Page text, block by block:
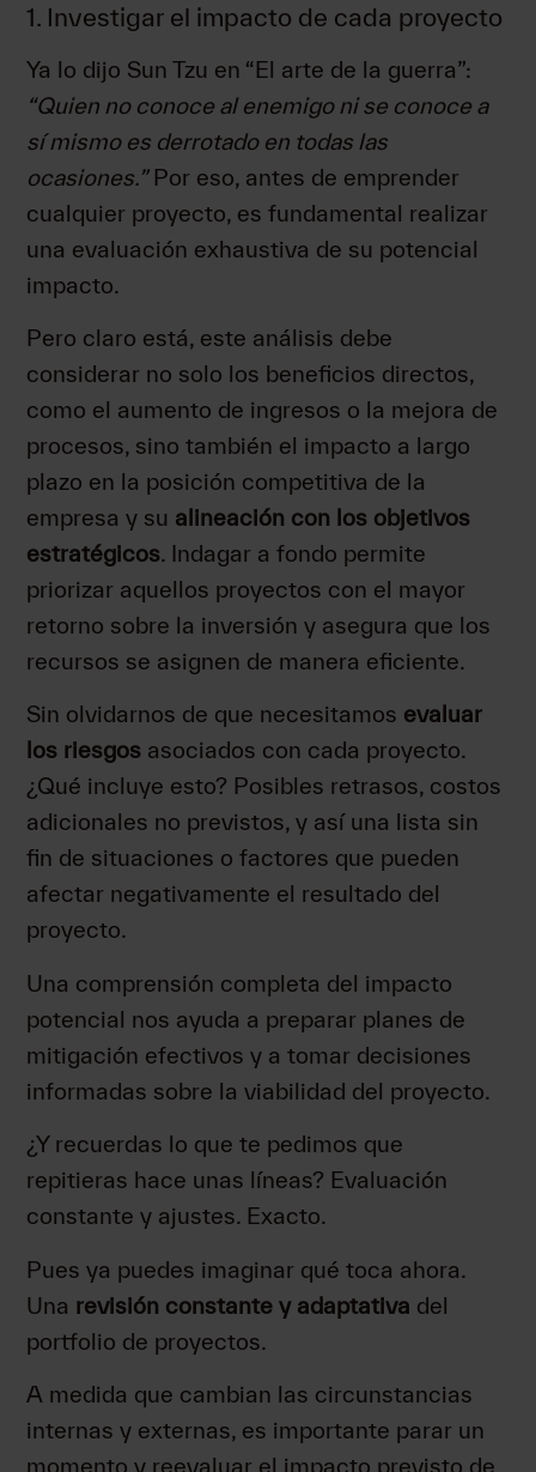
1. Investigar el impacto de cada proyecto
Ya lo dijo Sun Tzu en “El arte de la guerra”:
“Quien no conoce al enemigo ni se conoce a
sí mismo es derrotado en todas las
ocasiones.”Por eso, antes de emprender
cualquier proyecto, es fundamental realizar
una evaluación exhaustiva de su potencial
impacto.
Pero claro está, este análisis debe
considerar no solo los beneficios directos,
como el aumento de ingresos o la mejora de
procesos, sino también el impacto a largo
plazo en la posición competitiva de la
empresa y su alineación con los objetivos
estratégicos. Indagar a fondo permite
priorizar aquellos proyectos con el mayor
retorno sobre la inversión y asegura que los
recursos se asignen de manera eficiente.
Sin olvidarnos de que necesitamos evaluar
los riesgos asociados con cada proyecto.
¿Qué incluye esto? Posibles retrasos, costos
adicionales no previstos, y así una lista sin
fin de situaciones o factores que pueden
afectar negativamente el resultado del
proyecto.
Una comprensión completa del impacto
potencial nos ayuda a preparar planes de
mitigación efectivos y a tomar decisiones
informadas sobre la viabilidad del proyecto.
¿Y recuerdas lo que te pedimos que
repitieras hace unas líneas? Evaluación
constante y ajustes. Exacto.
Pues ya puedes imaginar qué toca ahora.
Una revisión constante y adaptativa del
portfolio de proyectos.
A medida que cambian las circunstancias
internas y externas, es importante parar un
momento y reevaluar el impacto previsto de